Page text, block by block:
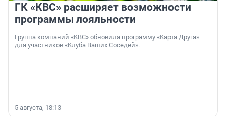
ГК «КВС» расширяет возможности
программы лояльности
Группа компаний «КВС» обновила программу «Карта Друга»
для участников «Клуба Ваших Соседей».
5 августа, 18:13